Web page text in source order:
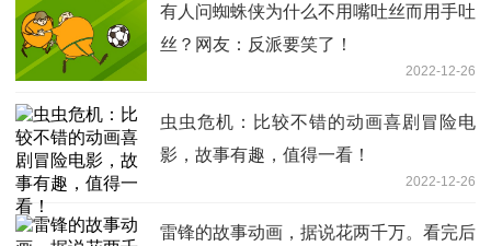
有人问蜘蛛侠为什么不用嘴吐丝而用手吐
丝？网友：反派要笑了！
2022-12-26
虫虫危机：比较不错的动画喜剧冒险电
影，故事有趣，值得一看！
2022-12-26
雷锋的故事动画，据说花两千万。看完后